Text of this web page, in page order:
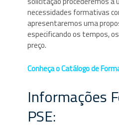
necessidades formativas
apresentaremos uma
especificando os tempos,
preço.
Conheça o Catálogo de
Informações
PSE: